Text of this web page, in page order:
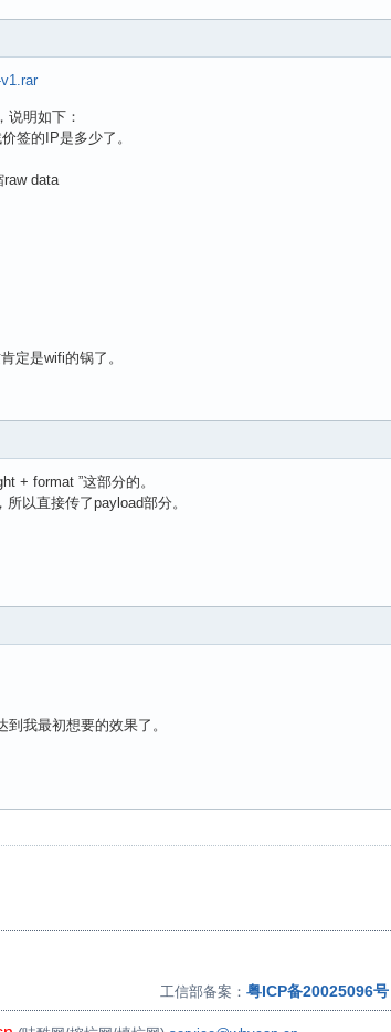
说明如下：
签的IP是多少了。
raw data
定是wifi的锅了。
+ format ”这部分的。
以直接传了payload部分。
我最初想要的效果了。
工信部备案： 粤ICP备20025096号